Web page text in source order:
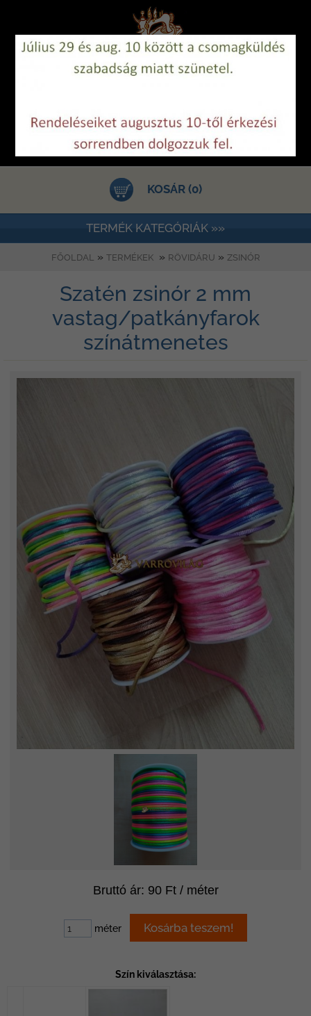
KOSÁR (0)
TERMÉK KATEGÓRIÁK »»
FŐOLDAL » TERMÉKEK » RÖVIDÁRU » ZSINÓR
Szatén zsinór 2 mm
vastag/patkányfarok
színátmenetes
Bruttó ár: 90 Ft / méter
méter
Szín kiválasztása: